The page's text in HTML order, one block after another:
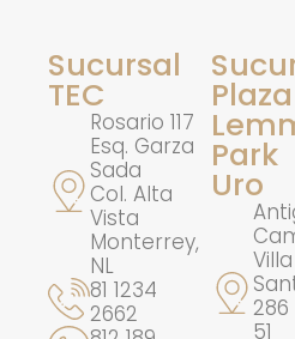
Sucursal
TEC
Rosario 117
Esq. Garza
Sada
Col. Alta
Vista
Monterrey,
NL
81 1234
2662
Plaza
Park
Uro
51